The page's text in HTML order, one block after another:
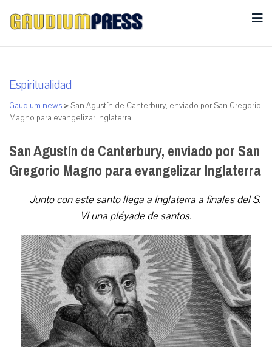
Espiritualidad
Gaudium news >San Agustín de Canterbury, enviado por San Gregorio
Magno para evangelizar Inglaterra
San Agustín de Canterbury, enviado por San
Gregorio Magno para evangelizar Inglaterra
Junto con este santo llega a Inglaterra a finales del S.
VI una pléyade de santos.